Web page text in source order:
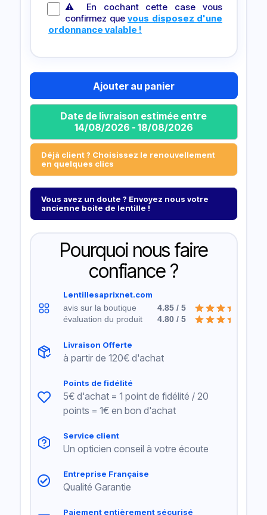
⚠ En cochant cette case vous
confirmez que vous disposez d'une
ordonnance valable !
Ajouter au panier
Date de livraison estimée entre
14/08/2026 - 18/08/2026
Déjà client ? Choisissez le renouvellement
en quelques clics
Vous avez un doute ? Envoyez nous votre
ancienne boite de lentille !
Pourquoi nous faire
confiance ?
Lentillesaprixnet.com
avis sur la boutique
4.85 / 5
évaluation du produit
4.80 / 5
Livraison Offerte
à partir de 120€ d'achat
Points de fidélité
5€ d'achat = 1 point de fidélité / 20
points = 1€ en bon d'achat
Service client
Un opticien conseil à votre écoute
Entreprise Française
Qualité Garantie
Paiement entièrement sécurisé